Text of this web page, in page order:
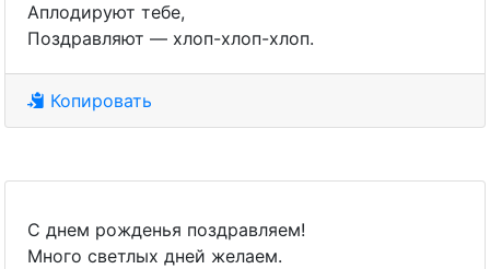
Аплодируют тебе,
Поздравляют — хлоп-хлоп-хлоп.
Копировать
С днем рожденья поздравляем!
Много светлых дней желаем.